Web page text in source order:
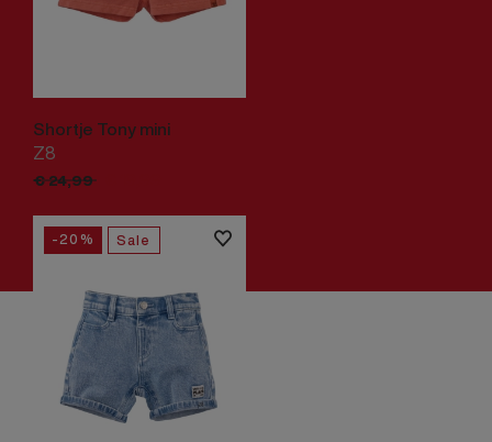
Shortje Tony mini
Z8
€24,99
-20% Sale